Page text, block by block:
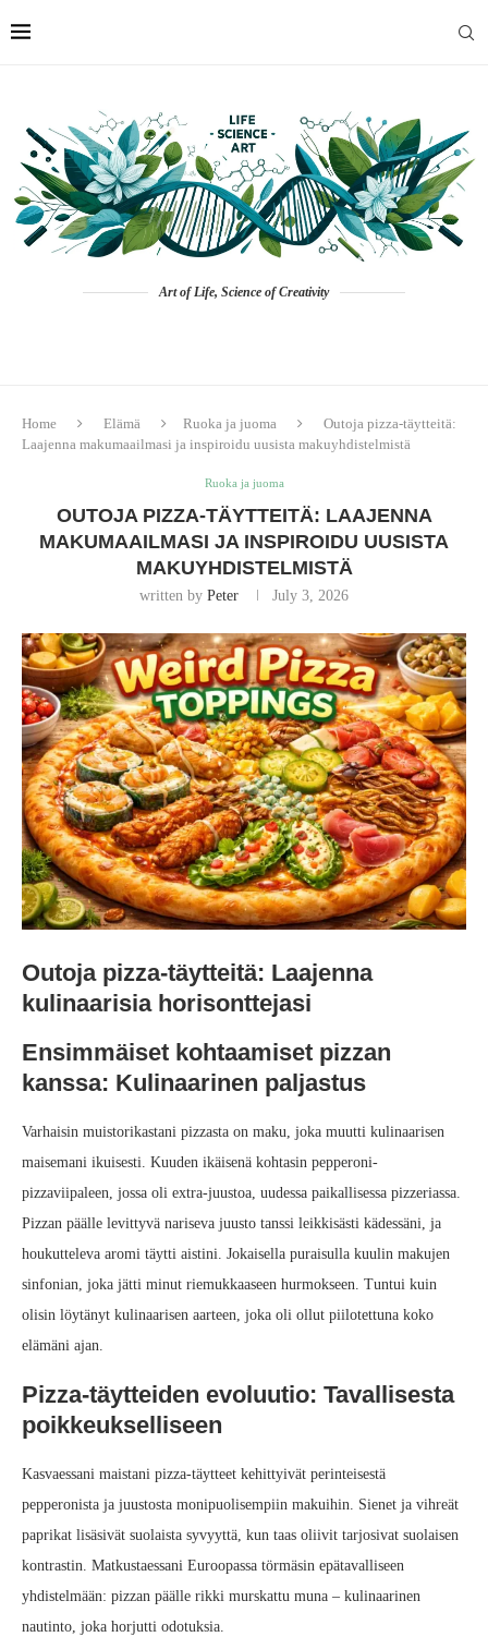
Art of Life, Science of Creativity
Home Elämä Ruoka ja juoma
Outoja pizza-täytteitä:
Laajenna makumaailmasi ja inspiroidu uusista makuyhdistelmistä
Ruoka ja juoma
OUTOJA PIZZA-TÄYTTEITÄ: LAAJENNA
MAKUMAAILMASI JA INSPIROIDU UUSISTA
MAKUYHDISTELMISTÄ
written by Peter July 3, 2026
Outoja pizza-täytteitä: Laajenna
kulinaarisia horisonttejasi
Ensimmäiset kohtaamiset pizzan
kanssa: Kulinaarinen paljastus
Varhaisin muistorikastani pizzasta on maku, joka muutti kulinaarisen
maisemani ikuisesti. Kuuden ikäisenä kohtasin pepperoni-
pizzaviipaleen, jossa oli extra-juustoa, uudessa paikallisessa pizzeriassa.
Pizzan päälle levittyvä nariseva juusto tanssi leikkisästi kädessäni, ja
houkutteleva aromi täytti aistini. Jokaisella puraisulla kuulin makujen
sinfonian, joka jätti minut riemukkaaseen hurmokseen. Tuntui kuin
olisin löytänyt kulinaarisen aarteen, joka oli ollut piilotettuna koko
elämäni ajan.
Pizza-täytteiden evoluutio: Tavallisesta
poikkeukselliseen
Kasvaessani maistani pizza-täytteet kehittyivät perinteisestä
pepperonista ja juustosta monipuolisempiin makuihin. Sienet ja vihreät
paprikat lisäsivät suolaista syvyyttä, kun taas oliivit tarjosivat suolaisen
kontrastin. Matkustaessani Euroopassa törmäsin epätavalliseen
yhdistelmään: pizzan päälle rikki murskattu muna – kulinaarinen
nautinto, joka horjutti odotuksia.